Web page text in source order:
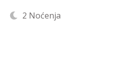
2 Noćenja